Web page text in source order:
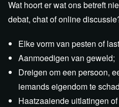
Wat hoort er wat ons betreft
debat, chat of online
Elke vorm van pesten of
Aanmoedigen van geweld;
Dreigen om een persoon,
iemands eigendom te
Haatzaaiende uitlatingen